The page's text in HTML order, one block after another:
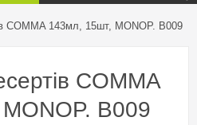
COMMA 143мл, 15шт, MONOP. B009
COMMA
B009